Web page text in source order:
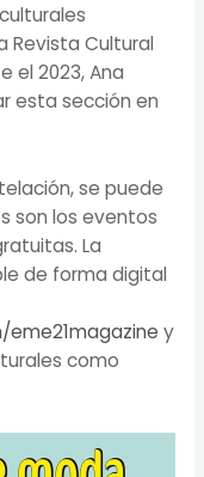
Revista Cultural
el 2023, Ana
esta sección en
se puede
son los eventos
La
de forma digital
y
como